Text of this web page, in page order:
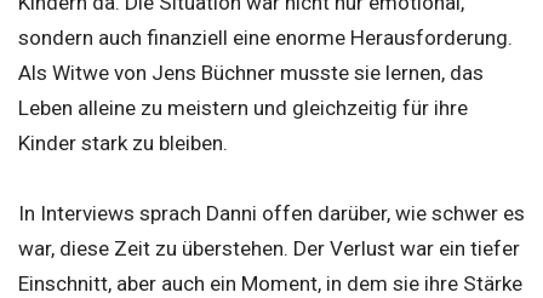
sondern auch finanziell eine enorme Herausforderung.
Als Witwe von Jens Büchner musste sie lernen, das
Leben alleine zu meistern und gleichzeitig für ihre
Kinder stark zu bleiben.
In Interviews sprach Danni offen darüber, wie schwer es
war, diese Zeit zu überstehen. Der Verlust war ein tiefer
Einschnitt, aber auch ein Moment, in dem sie ihre Stärke